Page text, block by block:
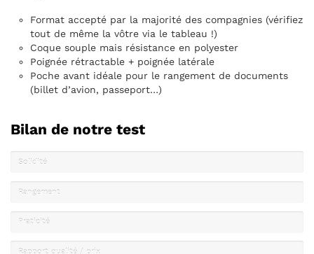
Format accepté par la majorité des compagnies (vérifiez
tout de même la vôtre via le tableau !)
Coque souple mais résistance en polyester
Poignée rétractable + poignée latérale
Poche avant idéale pour le rangement de documents
(billet d’avion, passeport…)
Bilan de notre test
Solidité
Rangement
Praticité
Rapport qualité / prix